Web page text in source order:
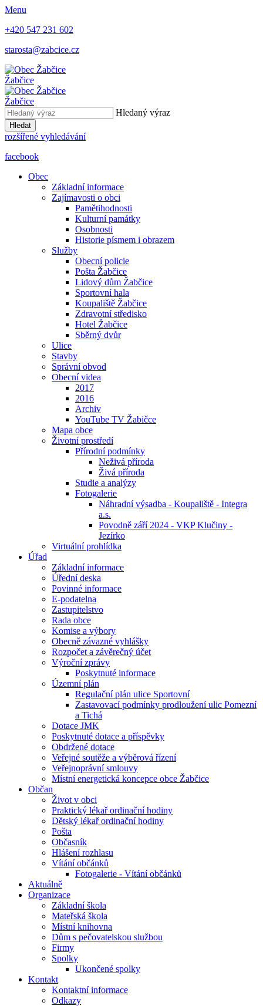
Menu
+420 547 231 602
starosta@zabcice.cz
Žabčice
Žabčice
Hledaný výraz
Hledat
rozšířené vyhledávání
facebook
Obec
Základní informace
Zajímavosti o obci
Pamětihodnosti
Kulturní památky
Osobnosti
Historie písmem i obrazem
Služby
Obecní policie
Pošta Žabčice
Lidový dům Žabčice
Sportovní hala
Koupaliště Žabčice
Zdravotní středisko
Hotel Žabčice
Sběrný dvůr
Ulice
Stavby
Správní obvod
Obecní videa
2017
2016
Archiv
YouTube TV Žabičce
Mapa obce
Životní prostředí
Přírodní podmínky
Neživá příroda
Živá příroda
Studie a analýzy
Fotogalerie
Náhradní výsadba - Koupaliště - Integra
a.s.
Povodně září 2024 - VKP Klučiny -
Jezírko
Virtuální prohlídka
Úřad
Základní informace
Úřední deska
Povinné informace
E-podatelna
Zastupitelstvo
Rada obce
Komise a výbory
Obecně závazné vyhlášky
Rozpočet a závěrečný účet
Výroční zprávy
Poskytnuté informace
Územní plán
Regulační plán ulice Sportovní
Zastavovací podmínky prodloužení ulic Pomezní
a Tichá
Dotace JMK
Poskytnuté dotace a příspěvky
Obdržené dotace
Veřejné soutěže a výběrová řízení
Veřejnoprávní smlouvy
Místní energetická koncepce obce Žabčice
Občan
Život v obci
Praktický lékař ordinační hodiny
Dětský lékař ordinační hodiny
Pošta
Občasník
Hlášení rozhlasu
Vítání občánků
Fotogalerie - Vítání občánků
Aktuálně
Organizace
Základní škola
Mateřská škola
Místní knihovna
Dům s pečovatelskou službou
Firmy
Spolky
Ukončené spolky
Kontakt
Kontaktní informace
Odkazy